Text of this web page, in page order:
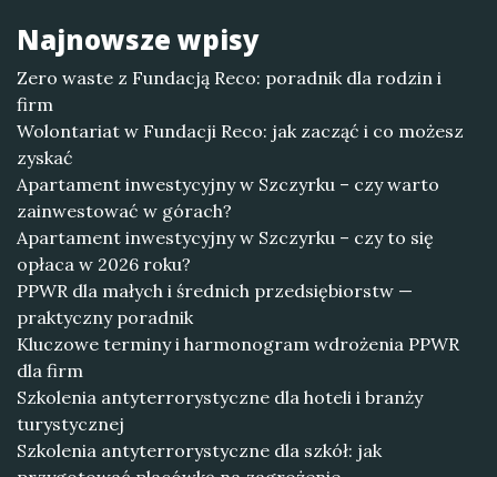
Najnowsze wpisy
Zero waste z Fundacją Reco: poradnik dla rodzin i
firm
Wolontariat w Fundacji Reco: jak zacząć i co możesz
zyskać
Apartament inwestycyjny w Szczyrku – czy warto
zainwestować w górach?
Apartament inwestycyjny w Szczyrku – czy to się
opłaca w 2026 roku?
PPWR dla małych i średnich przedsiębiorstw —
praktyczny poradnik
Kluczowe terminy i harmonogram wdrożenia PPWR
dla firm
Szkolenia antyterrorystyczne dla hoteli i branży
turystycznej
Szkolenia antyterrorystyczne dla szkół: jak